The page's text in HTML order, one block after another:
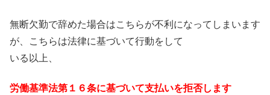
無断欠勤で辞めた場合はこちらが不利になってしまいます
が、こちらは法律に基づいて行動をして
いる以上、
労働基準法第１６条に基づいて支払いを拒否します